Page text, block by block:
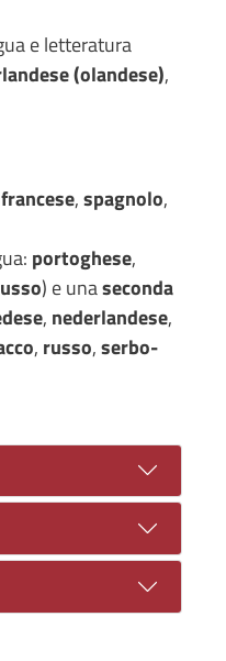
e letteratura
(olandese),
francese,spagnolo,
portoghese,
) e unaseconda
, nederlandese,
, russo,serbo-